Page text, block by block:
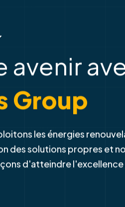
avenir
Group
les énergies
des solutions propres et